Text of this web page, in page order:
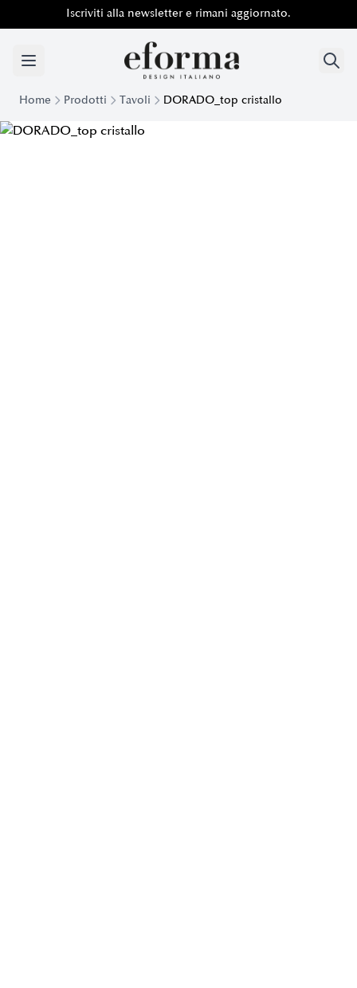
Iscriviti alla newsletter e rimani aggiornato.
Home Prodotti Tavoli DORADO_top cristallo
Tavolo moderno Dorado con top Ceramica | Eforma